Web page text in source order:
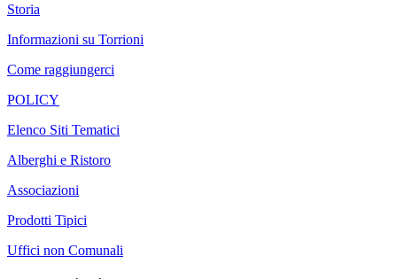
Storia
Informazioni su Torrioni
Come raggiungerci
POLICY
Elenco Siti Tematici
Alberghi e Ristoro
Associazioni
Prodotti Tipici
Uffici non Comunali